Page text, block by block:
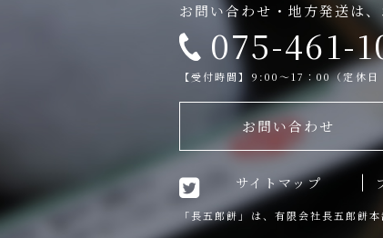
お問い合わせ・地方発送は、
075-461-
【受付時間】9:00～17：00（定休日
お問い合わせ
サイトマップ
「長五郎餅」は、有限会社長五郎餅本